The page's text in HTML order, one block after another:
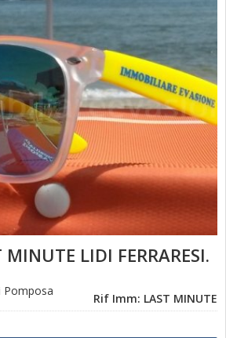
MINUTE LIDI FERRARESI.
Pomposa
Rif Imm: LAST MINUTE